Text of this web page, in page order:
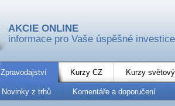
AKCIE ONLINE
informace pro Vaše úspěšné investice
Zpravodajství Kurzy CZ Kurzy
Novinky z trhů Komentáře a doporučení